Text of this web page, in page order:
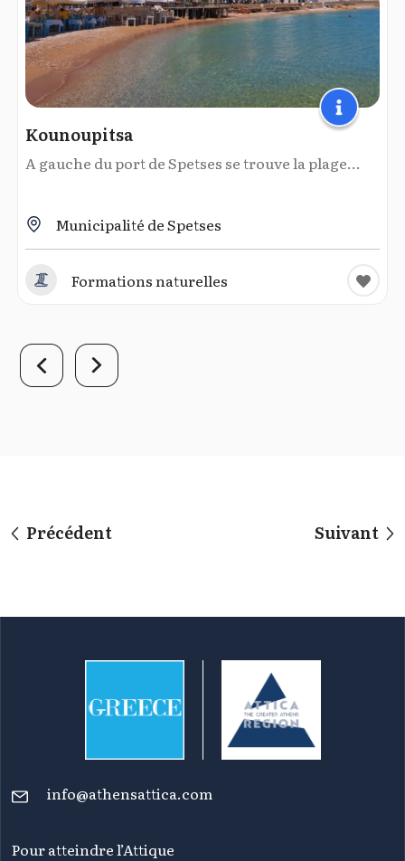
Kounoupitsa
A gauche du port de Spetses se trouve la plage...
Municipalité de Spetses
Formations naturelles
Précédent Suivant
info@athensattica.com
Pour atteindre l’Attique